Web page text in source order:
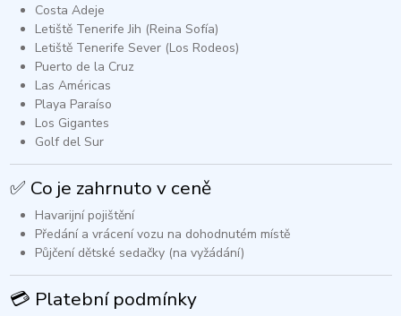
Costa Adeje
Letiště Tenerife Jih (Reina Sofía)
Letiště Tenerife Sever (Los Rodeos)
Puerto de la Cruz
Las Américas
Playa Paraíso
Los Gigantes
Golf del Sur
✅ Co je zahrnuto v ceně
Havarijní pojištění
Předání a vrácení vozu na dohodnutém místě
Půjčení dětské sedačky (na vyžádání)​
💳 Platební podmínky